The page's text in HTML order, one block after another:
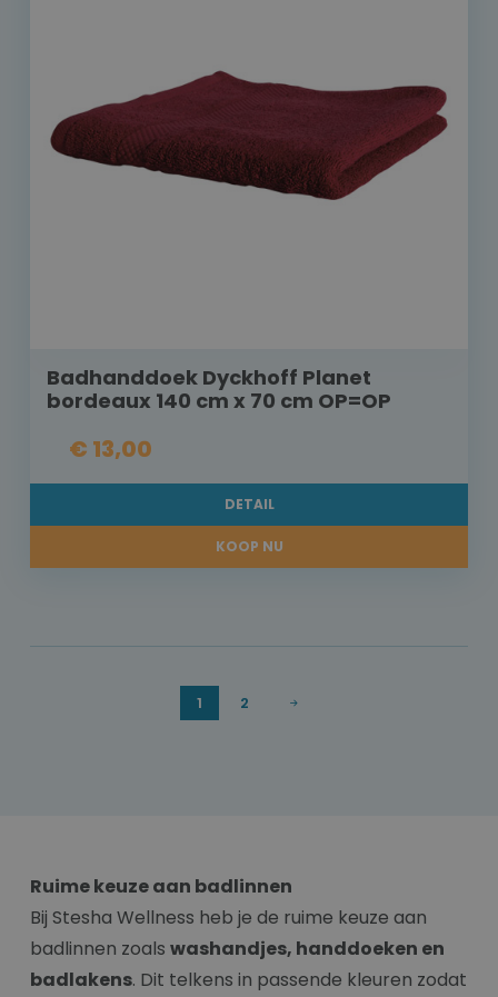
Badhanddoek Dyckhoff Planet
bordeaux 140 cm x 70 cm OP=OP
€ 13,00
DETAIL
KOOP NU
1 2
Ruime keuze aan badlinnen
Bij Stesha Wellness heb je de ruime keuze aan
badlinnen zoals washandjes, handdoeken en
badlakens. Dit telkens in passende kleuren zodat